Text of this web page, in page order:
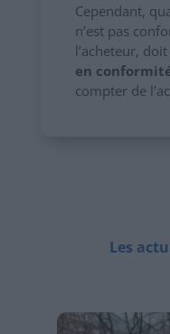
Cependant,
n’est pas
l’acheteur,
en
compter de
Les